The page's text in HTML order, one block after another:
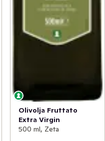
Olivolja Fruttato
Extra Virgin
500 ml, Zeta